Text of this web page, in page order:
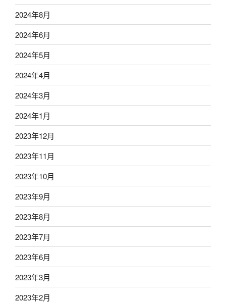
2024年8月
2024年6月
2024年5月
2024年4月
2024年3月
2024年1月
2023年12月
2023年11月
2023年10月
2023年9月
2023年8月
2023年7月
2023年6月
2023年3月
2023年2月